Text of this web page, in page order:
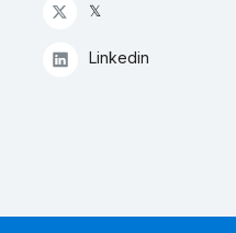
𝕏
Linkedin